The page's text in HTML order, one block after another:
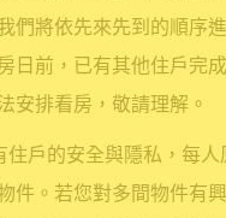
們將依先來先到的順序
日前，已有其他住戶完
安排看房，敬請理解。
住戶的安全與隱私，每人
件。若您對多間物件有